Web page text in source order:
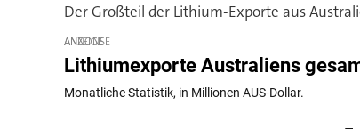
Der Großteil der Lithium-Exporte aus
ANZEIGE